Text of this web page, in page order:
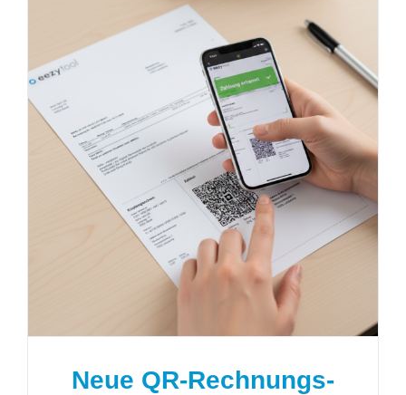
Neue QR-Rechnungs-Vorschrift
ab dem 22. November 2025
Neue QR-Rechnungs-